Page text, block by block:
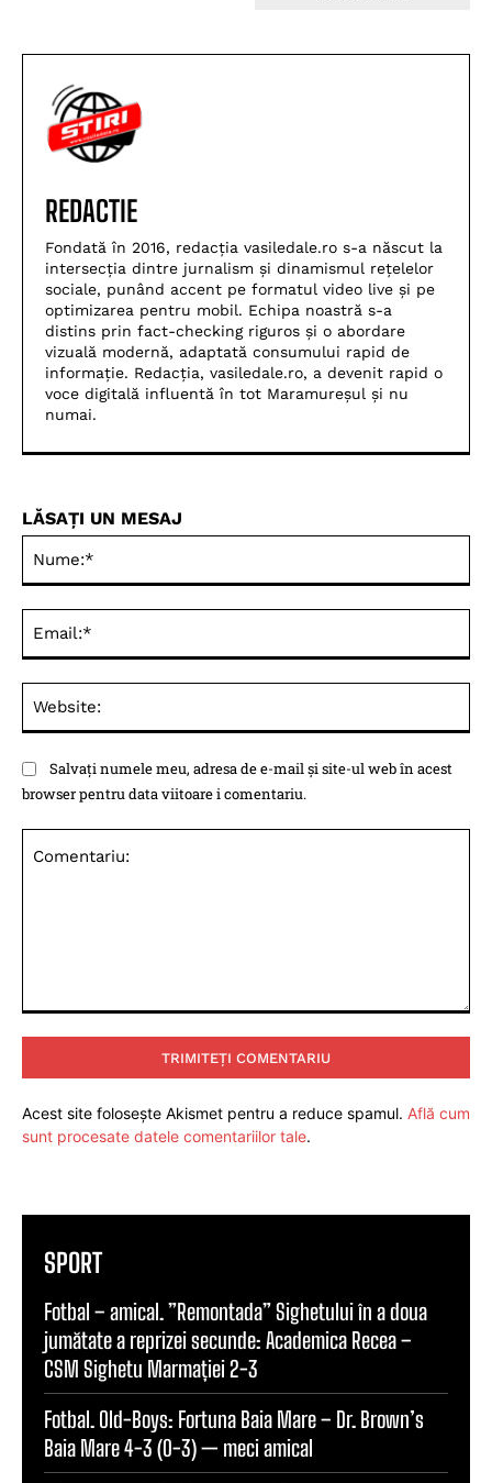
REDACTIE
Fondată în 2016, redacția vasiledale.ro s-a născut la
intersecția dintre jurnalism și dinamismul rețelelor
sociale, punând accent pe formatul video live și pe
optimizarea pentru mobil. Echipa noastră s-a
distins prin fact-checking riguros și o abordare
vizuală modernă, adaptată consumului rapid de
informație. Redacția, vasiledale.ro, a devenit rapid o
voce digitală influentă în tot Maramureșul și nu
numai.
LĂSAȚI UN MESAJ
Salvați numele meu, adresa de e-mail și site-ul web în acest
browser pentru data viitoare i comentariu.
Acest site folosește Akismet pentru a reduce spamul. Află cum
sunt procesate datele comentariilor tale.
SPORT
Fotbal – amical. ”Remontada” Sighetului în a doua
jumătate a reprizei secunde: Academica Recea –
CSM Sighetu Marmației 2-3
Fotbal. Old-Boys: Fortuna Baia Mare – Dr. Brown’s
Baia Mare 4-3 (0-3) — meci amical